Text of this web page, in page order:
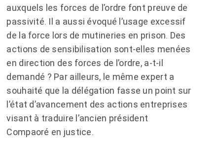
auxquels les forces de l’ordre font preuve de
passivité. Il a aussi évoqué l’usage excessif
de la force lors de mutineries en prison. Des
actions de sensibilisation sont-elles menées
en direction des forces de l’ordre, a-t-il
demandé ? Par ailleurs, le même expert a
souhaité que la délégation fasse un point sur
l’état d’avancement des actions entreprises
visant à traduire l’ancien président
Compaoré en justice.